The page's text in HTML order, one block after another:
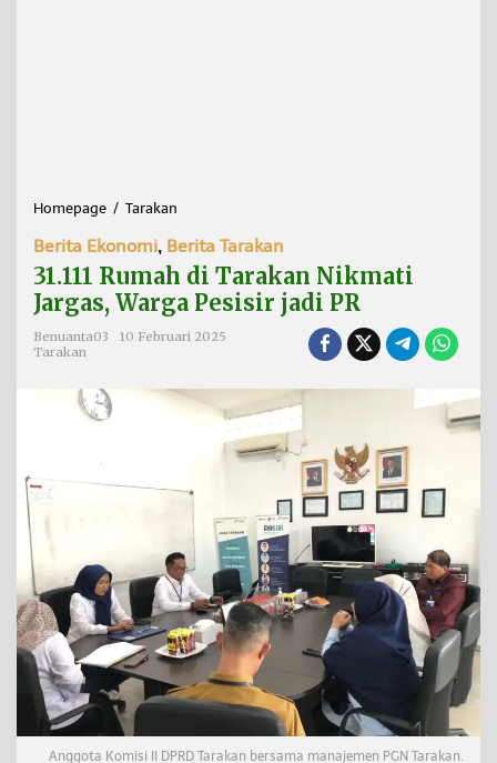
Homepage / Tarakan
.
1
1
a
h
a
a
n
N
i
k
m
a
t
J
Berita Ekonomi, Berita Tarakan
31.111 Rumah di Tarakan Nikmati
Jargas, Warga Pesisir jadi PR
Benuanta03
10 Februari 2025
Tarakan
Anggota Komisi II DPRD Tarakan bersama manajemen PGN Tarakan.